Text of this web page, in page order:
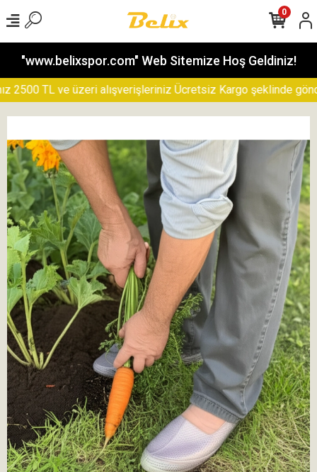
"www.belixspor.com" Web Sitemize Hoş Geldiniz!
2500 TL ve üzeri alışverişleriniz Ücretsiz Kargo şeklinde
0